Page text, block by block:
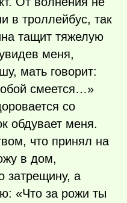
в троллейбус, так
тащит тяжелую
меня,
мать говорит:
смеется…»
со
обдувает меня.
что принял на
в дом,
затрещину, а
«Что за рожи ты